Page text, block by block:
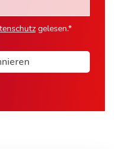
gelesen.*